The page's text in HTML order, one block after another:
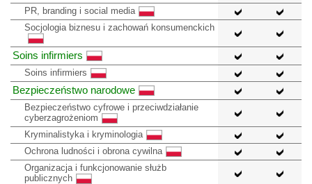
PR, branding i social media
Socjologia biznesu i zachowań konsumenckich
Soins infirmiers
Soins infirmiers
Bezpieczeństwo narodowe
Bezpieczeństwo cyfrowe i przeciwdziałanie
cyberzagrożeniom
Kryminalistyka i kryminologia
Ochrona ludności i obrona cywilna
Organizacja i funkcjonowanie służb
publicznych